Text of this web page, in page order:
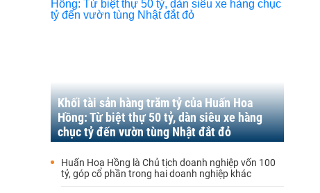
Khối tài sản hàng trăm tỷ của Huấn Hoa
Hồng: Từ biệt thự 50 tỷ, dàn siêu xe hàng
chục tỷ đến vườn tùng Nhật đắt đỏ
Huấn Hoa Hồng là Chủ tịch doanh nghiệp vốn 100
tỷ, góp cổ phần trong hai doanh nghiệp khác